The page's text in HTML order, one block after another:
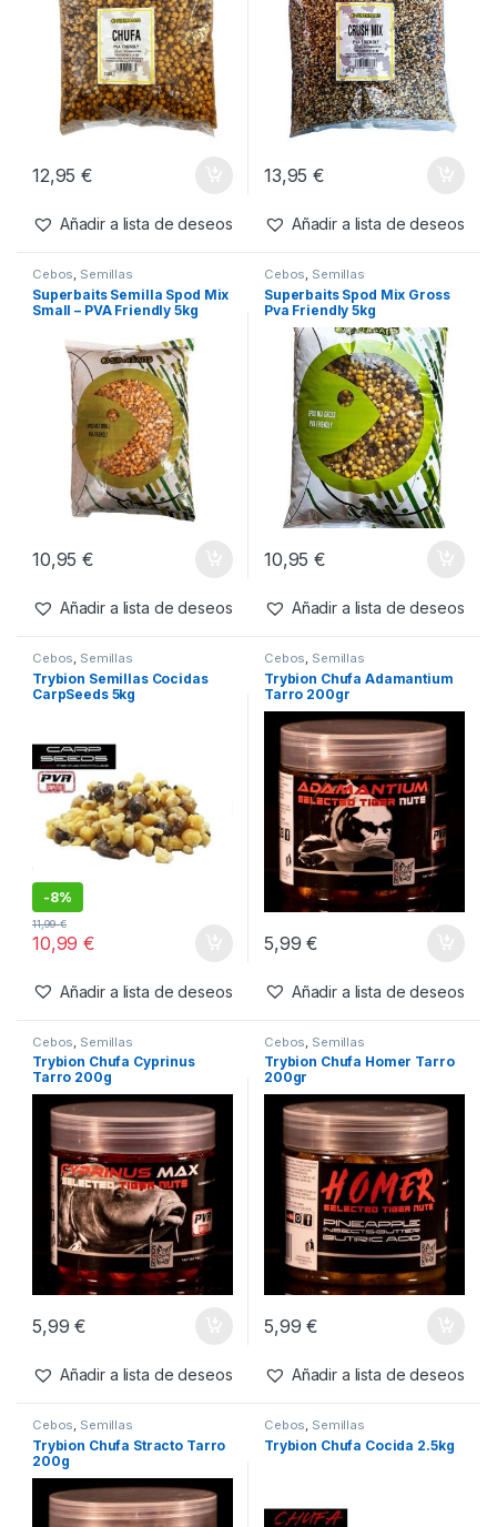
12,95€
Añadir a lista de deseos
13,95€
Añadir a lista de deseos
Cebos, Semillas
Superbaits Semilla Spod Mix
Small – PVA Friendly 5kg
10,95€
Añadir a lista de deseos
Cebos, Semillas
Superbaits Spod Mix Gross
Pva Friendly 5kg
10,95€
Añadir a lista de deseos
Cebos, Semillas
Trybion Semillas Cocidas
CarpSeeds 5kg
-8%
10,99€
11,99€
Añadir a lista de deseos
Cebos, Semillas
Trybion Chufa Adamantium
Tarro 200gr
5,99€
Añadir a lista de deseos
Cebos Semillas
Trybion Chufa Cyprinus
Tarro 200g
5,99€
Añadir a lista de deseos
Cebos Semillas
Trybion Chufa Homer Tarro
200gr
5,99€
Añadir a lista de deseos
Cebos, Semillas
Trybion Chufa Stracto Tarro
200g
Cebos, Semillas
Trybion Chufa Cocida 2.5kg